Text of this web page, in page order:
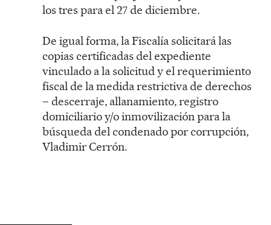
los tres para el 27 de diciembre.
De igual forma, la Fiscalía solicitará las
copias certificadas del expediente
vinculado a la solicitud y el requerimiento
fiscal de la medida restrictiva de derechos
– descerraje, allanamiento, registro
domiciliario y/o inmovilización para la
búsqueda del condenado por corrupción,
Vladimir Cerrón.